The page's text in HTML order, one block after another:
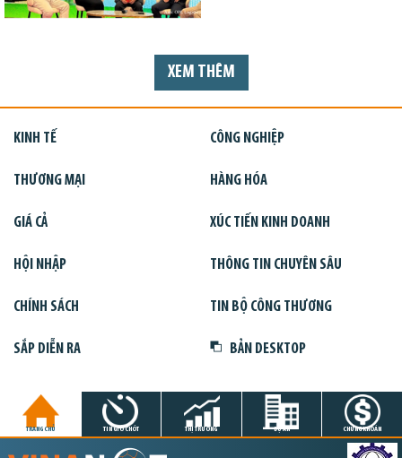
XEM THÊM
KINH TẾ CÔNG NGHIỆP
THƯƠNG MẠI HÀNG HÓA
GIÁ CẢ XÚC TIẾN KINH DOANH
HỘI NHẬP THÔNG TIN CHUYÊN SÂU
CHÍNH SÁCH TIN BỘ CÔNG THƯƠNG
SẮP DIỄN RA BẢN DESKTOP
TRANG CHỦ TIN GIỜ CHÓT THỊ TRƯỜNG DỰ ÁN CHỨNG KHOÁN